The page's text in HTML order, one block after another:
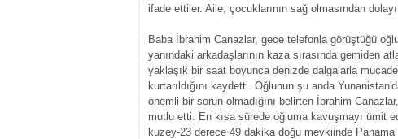
ifade ettiler. Aile, çocuklarının sağ olmasından
Baba İbrahim Canazlar, gece telefonla görüştüğü
yanındaki arkadaşlarının kaza sırasında gemiden
yaklaşık bir saat boyunca denizde dalgalarla
kurtarıldığını kaydetti. Oğlunun şu anda
önemli bir sorun olmadığını belirten İbrahim
mutlu etti. En kısa sürede oğluma kavuşmayı ümit
kuzey-23 derece 49 dakika doğu mevkiinde